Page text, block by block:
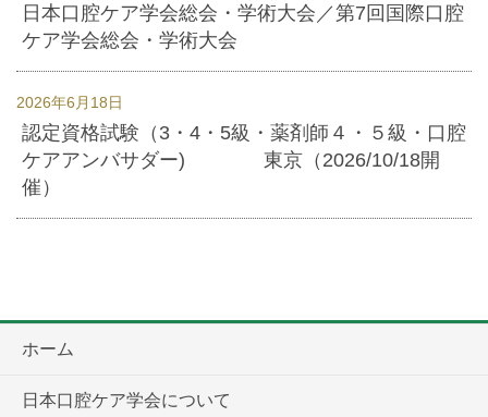
日本口腔ケア学会総会・学術大会／第7回国際口腔
ケア学会総会・学術大会
2026年6月18日
認定資格試験（3・4・5級・薬剤師４・５級・口腔
ケアアンバサダー) 東京（2026/10/18開
催）
ホーム
日本口腔ケア学会について